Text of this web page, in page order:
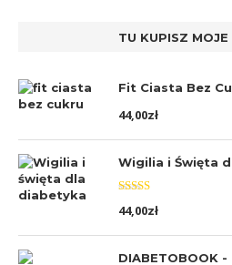
TU KUPISZ
Fit Ciasta Bez
44,00zł
Wigilia i Święta
Oceniono
5.00na 5
44,00zł
DIABETOBOOK